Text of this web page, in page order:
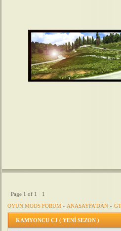
Page 1 of 1
1
OYUN MODS FORUM » ANASAYFA'DAN »
KAMYONCU CJ ( YENİ SEZON )